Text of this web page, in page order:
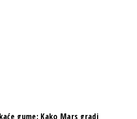
gume: Kako Mars gradi